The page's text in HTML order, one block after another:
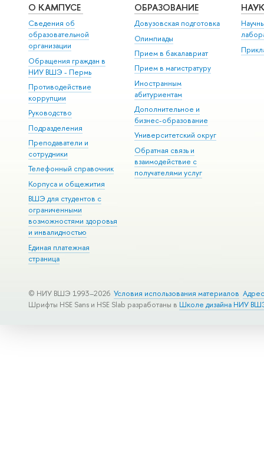
О КАМПУСЕ
Сведения об
образовательной
организации
Обращения граждан в
НИУ ВШЭ - Пермь
Противодействие
коррупции
Руководство
Подразделения
Преподаватели и
сотрудники
Телефонный справочник
Корпуса и общежития
ВШЭ для студентов с
ограниченными
возможностями здоровья
и инвалидностью
Единая платежная
страница
ОБРАЗОВАНИЕ
Довузовская подготовка
Олимпиады
Прием в бакалавриат
Прием в магистратуру
Иностранным
абитуриентам
Дополнительное и
бизнес-образование
Университетский округ
Обратная связь и
взаимодействие с
получателями услуг
© НИУ ВШЭ 1993–2026 Условия использования материалов
Шрифты HSE Sans и HSE Slab разработаны в Школе дизайна НИУ